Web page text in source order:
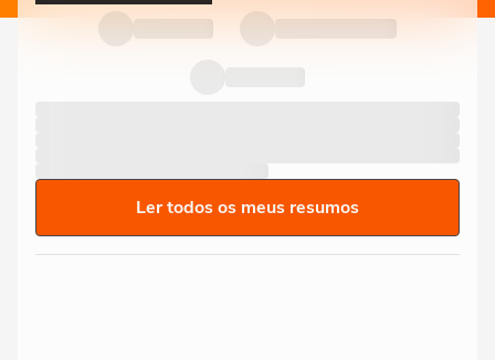
Ler todos os meus resumos